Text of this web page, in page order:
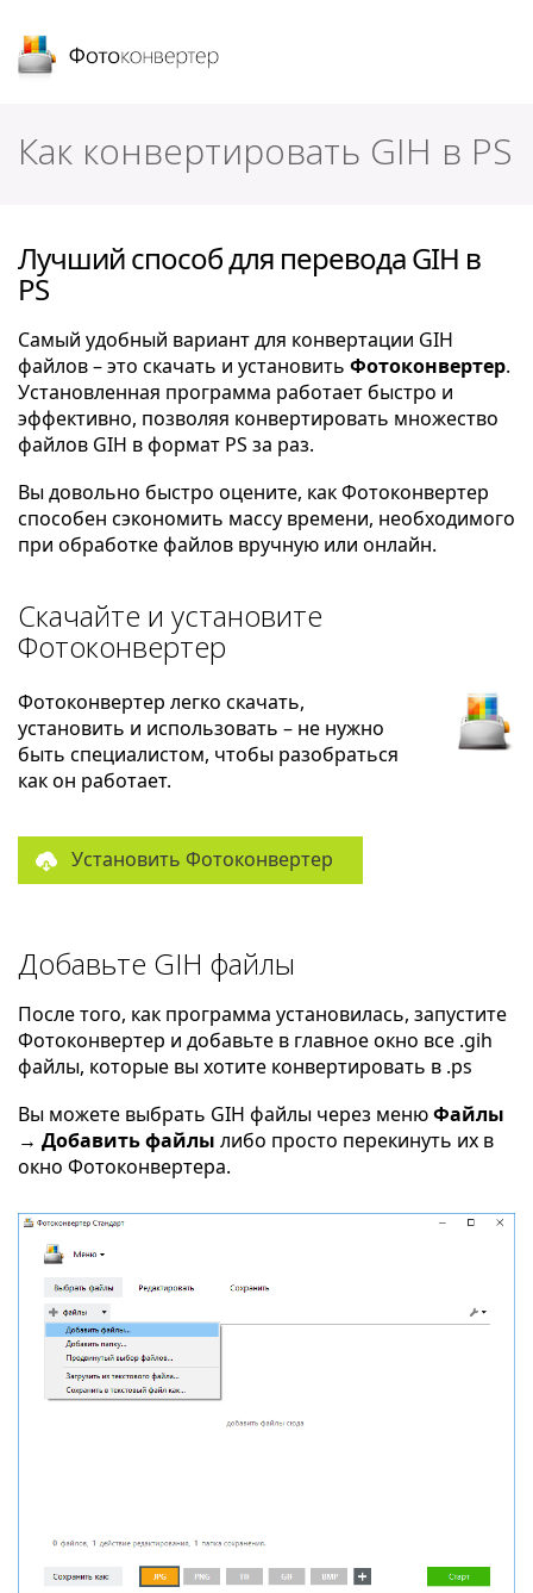
Как конвертировать GIH в PS
Лучший способ для перевода GIH в
PS
Самый удобный вариант для конвертации GIH
файлов – это скачать и установить Фотоконвертер.
Установленная программа работает быстро и
эффективно, позволяя конвертировать множество
файлов GIH в формат PS за раз.
Вы довольно быстро оцените, как Фотоконвертер
способен сэкономить массу времени, необходимого
при обработке файлов вручную или онлайн.
Скачайте и установите
Фотоконвертер
Фотоконвертер легко скачать,
установить и использовать – не нужно
быть специалистом, чтобы разобраться
как он работает.
Установить Фотоконвертер
Добавьте GIH файлы
После того, как программа установилась, запустите
Фотоконвертер и добавьте в главное окно все .gih
файлы, которые вы хотите конвертировать в .ps
Вы можете выбрать GIH файлы через менюФайлы
→ Добавить файлы либо просто перекинуть их в
окно Фотоконвертера.